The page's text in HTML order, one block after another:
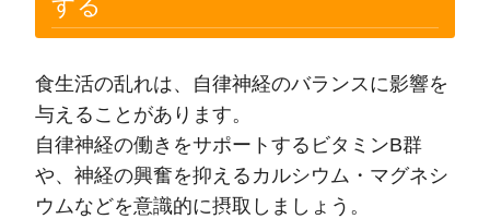
する
食生活の乱れは、自律神経のバランスに影響を
与えることがあります。
自律神経の働きをサポートするビタミンB群
や、神経の興奮を抑えるカルシウム・マグネシ
ウムなどを意識的に摂取しましょう。